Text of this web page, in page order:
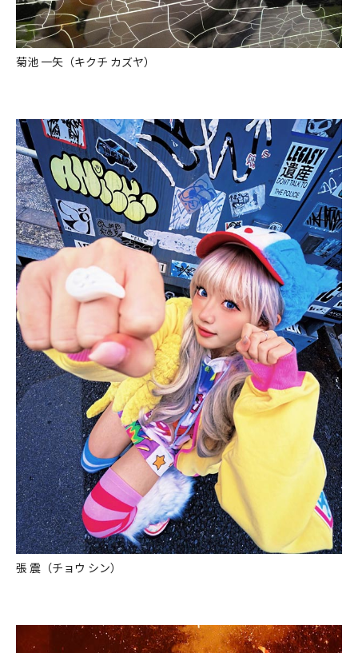
菊池 一矢（キクチ カズヤ）
張 震（チョウ シン）